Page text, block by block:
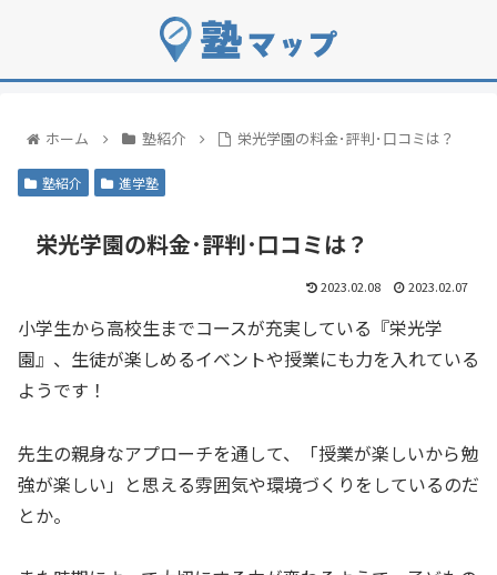
ホーム 塾紹介 栄光学園の料金･評判･口コミは？
塾紹介 進学塾
栄光学園の料金･評判･口コミは？
2023.02.08 2023.02.07
小学生から高校生までコースが充実している『栄光学
園』、生徒が楽しめるイベントや授業にも力を入れている
ようです！
先生の親身なアプローチを通して、「授業が楽しいから勉
強が楽しい」と思える雰囲気や環境づくりをしているのだ
とか。